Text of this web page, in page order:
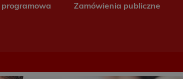
Zamówienia publiczne